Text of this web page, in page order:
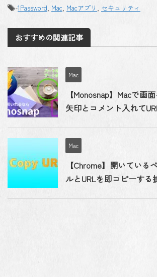
-1Password, Mac, Macアプリ , セキュリティ
おすすめの関連記事
Mac
【Monosnap】Macで画
矢印とコメント入れて
Mac
【Chrome】開いている
ルとURLを即コピーする